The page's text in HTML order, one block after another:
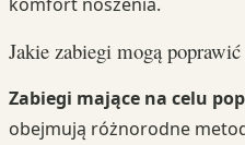
Jakie zabiegi mogą
Zabiegi mające na celu
obejmują różnorodne